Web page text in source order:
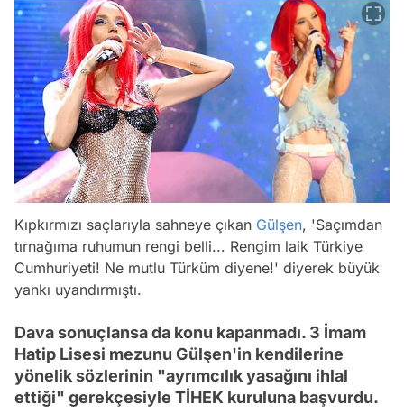
Kıpkırmızı saçlarıyla sahneye çıkan Gülşen, 'Saçımdan
tırnağıma ruhumun rengi belli... Rengim laik Türkiye
Cumhuriyeti! Ne mutlu Türküm diyene!' diyerek büyük
yankı uyandırmıştı.
Dava sonuçlansa da konu kapanmadı. 3 İmam
Hatip Lisesi mezunu Gülşen'in kendilerine
yönelik sözlerinin "ayrımcılık yasağını ihlal
ettiği" gerekçesiyle TİHEK kuruluna başvurdu.